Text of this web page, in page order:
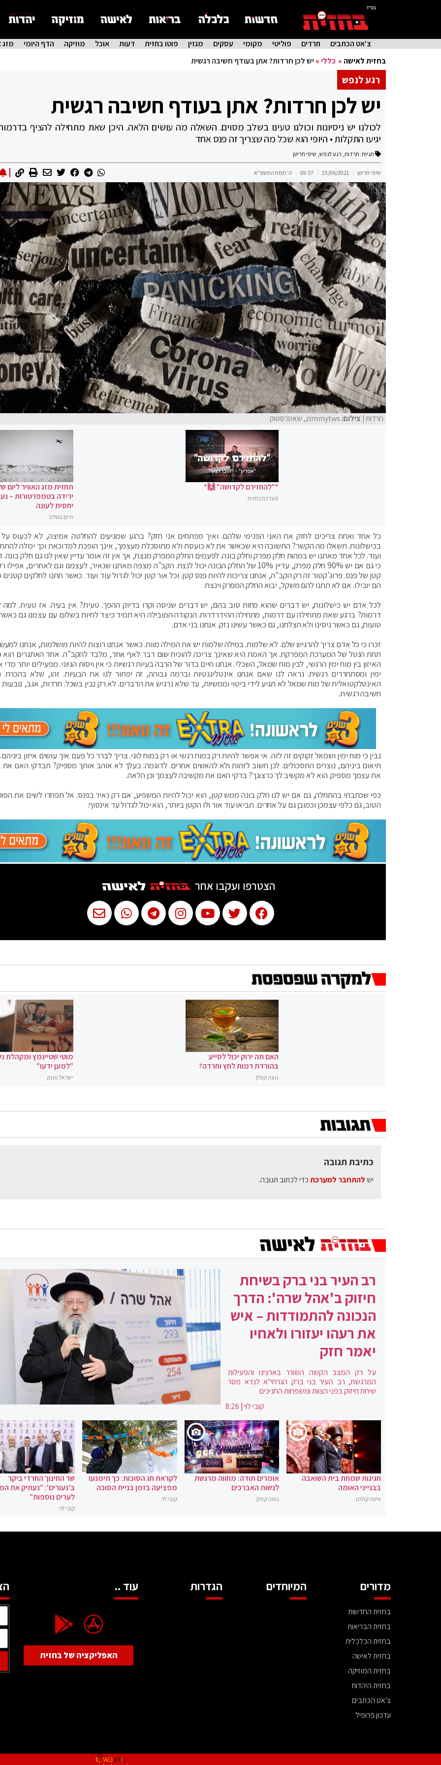
בס"ד
צ'אט הכתבים חרדים פוליטי מקומי עסקים מגזין פוטו בחזית דעות אוכל מוזיקה הדף היומי
מזג
בחזית לאישה » כללי»יש לכן חרדות? אתן בעודף חשיבה רגשית
רגע לנפש
יש לכן חרדות? אתן בעודף חשיבה רגשית
לכולנו יש ניסיונות וכולנו טעינו בשלב מסוים. השאלה מה עושים הלאה. היכן שאת מתחילה להציף
יגיעו התקלות • היופי הוא שכל מה שצריך זה פנס אחד
תגיות: חרדות, רגע לנפש, שיפי חריטן
שיפי חריטן 15/06/2021
09:37 ה' תמוז התשפ"א
חרדות| צילום: zimmytws, שאטרסטוק
*"להחזירם לקדושה" 🙌*
מערכת בחזית
תחזית מזג האוויר ליום
ירידה בטמפרטורות –
יחסית לעונה
חיים גוטליב
כל אחד ואחת צריכים לחזק את האני הפנימי שלהם. ואיך מפתחים אני חזק? ברגע שמגיעים להחלטה אמיצה, לא לכעוס על
בכישלונות. תשאלו מה הקשר? התשובה היא שכאשר את לא כועסת ולא מתוסכלת מעצמך, אינך הופכת למדוכאת וכך יכולה
ועוד. לכל אחד מאתנו יש במהות חלק מפרק וחלק בונה. לפעמים החלק המפרק מנצח, אך אין זה אומר עדיין שאין לנו גם חלק בונה.
כי גם אם יש 90% חלק מפרק, עדיין 10% של החלק הבונה יכול לנצח. הקב"ה מצפה מאתנו שנאיר, לעצמנו וגם לאחרים,
קטן של פנס. פרוג'קטור זה רק הקב"ה, אנחנו צריכות להיות פנס קטן. וכל אור קטן יכול לגדול עוד ועוד. כאשר תתנו לחלקים
הם יובילו. אם לא תתנו להם משקל, יבוא החלק המפרק וינצח.
לכל אדם יש כישלונות, יש דברים שהוא פחות טוב בהם, יש דברים שניסה וקרו בדיוק ההפך. טעית? אין בעיה. אז טעית.
דרמות? ברגע שאת מתחילה עם דרמות, מתחילה ההידרדרות. הנקודה המובילה היא תמיד כיצד לחיות בשלום עם עצמנו גם
טועות, גם כאשר ניסינו ולא הצלחנו, גם כאשר עשינו נזק. אנחנו בני אדם.
זכרו כי כל אדם צריך להרגיש שלם. לא שלמות. במילה שלמות יש את המילה מוות. כאשר אנחנו רוצות להיות מושלמות, אנחנו
תחת הנטל של המערכת המפרקת. אך האמת היא שאינך צריכה להוכיח שום דבר לאף אחד, מלבד להקב"ה. אחד האתגרים הוא
האיזון בין מוח ימין הרגשי, לבין מוח שמאל, השכלי. אנחנו חיים בדור של הרבה בעיות רגשיות כי אין ויסות הגיוני. מפעילים יותר
ימין ומסתחררים רגשית. נראה לנו שאם אנחנו אינטליגנטיות וברמה גבוהה, זה יפתור לנו את הבעיות. זהו, שלא
האינטלקטואלית של מוח שמאל לא תגיע לידי ביטוי וממשיות, עד שלא נרגיש את הדברים. לא רק נבין בשכל. חרדות, אגב,
חשיבה רגשית.
נבין כי מוח ימין ושמאל זקוקים זה לזה. אי אפשר להיות רק במוח רגשי או רק במוח לוגי. צריך לברר כל פעם איך עושים איזון
תיאום ביניהם, נוצרים התסכולים. לכן חשוב לזהות ולא להאשים אחרים. לדוגמה: בעלך לא אוהב אותך מספיק? תבדקי האם
את עצמך מספיק. הוא לא מקשיב לך כרצונך? בדקי האם את מקשיבה לעצמך וכן הלאה.
כפי שכתבתי בהתחלה, גם אם יש לנו חלק בונה ממש קטן, הוא יכול להיות המשפיע, אם רק נאיר בפנס. אל תפחדו לשים את
הטוב, גם כלפי עצמכן וכמובן גם על אחרים. תביאו עוד אור ולו הקטן ביותר, הוא יכול לגדול עד אינסוף.
הצטרפו ועקבו אחר
האם תה ירוק יכול לסייע
בהורדת רמות לחץ וחרדה?
נועה קפלן
מוטי שטיינמץ ומקהלת
"למען ידעו"
ישראל מונק
כתיבת תגובה
יש להתחבר למערכתכדי לכתוב תגובה.
רב העיר בני ברק בשיחת
חיזוק ב'אהל שרה': הדרך
הנכונה להתמודדות – איש
את רעהו יעזורו ולאחיו
יאמר חזק
על רק המצב הקשה השורר בארצינו והפעילות
המרגשת, רב העיר בני ברק הגרחי"א לנדא מסר
שיחת חיזוק בפני הצוות ומשפחות החניכים
קובי לוי|
8:26
חגיגות שמחת בית השואבה
בבנייני האומה
איטה קולמן
אומרים תודה: מחווה מרגשת
לנשות האברכים
נועה קפלן
לקראת חג הסוכות: כך תימנעו
מפציעה בזמן בניית הסוכה
קובי לוי
שר החינוך החרדי ביקר
ב'נעורים': "נעתיק את
לערים נוספות"
קובי לוי
מדורים
בחזית החדשות
בחזית הבריאות
בחזית הכלכלית
בחזית לאישה
בחזית המוזיקה
בחזית היהדות
צ'אט הכתבים
עדכון פרופיל
המיוחדים הגדרות עוד ..
האפליקציה של בחזית